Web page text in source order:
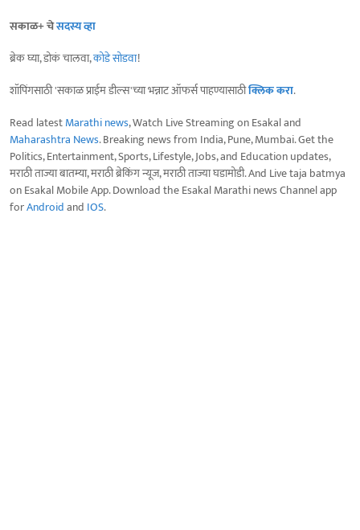
सकाळ+ चेसदस्य व्हा
ब्रेक घ्या, डोकं चालवा,कोडे सोडवा!
शॉपिंगसाठी 'सकाळ प्राईम डील्स'च्या भन्नाट ऑफर्स पाहण्यासाठीक्लिक करा.
Read latestMarathi news, Watch Live Streaming on Esakal and
Maharashtra News. Breaking news from India, Pune, Mumbai. Get the
Politics, Entertainment, Sports, Lifestyle, Jobs, and Education updates,
मराठी ताज्या बातम्या, मराठी ब्रेकिंग न्यूज, मराठी ताज्या घडामोडी. And Live taja batmya
on Esakal Mobile App. Download the Esakal Marathi news Channel app
forAndroidand IOS.